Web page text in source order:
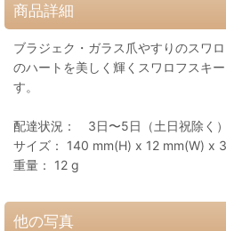
商品詳細
ブラジェク・ガラス爪やすりのスワ
のハートを美しく輝くスワロフスキ
す。
配達状況： 3日〜5日（土日祝除く）
サイズ： 140 mm(H) x 12 mm(W) x
重量： 12 g
他の写真